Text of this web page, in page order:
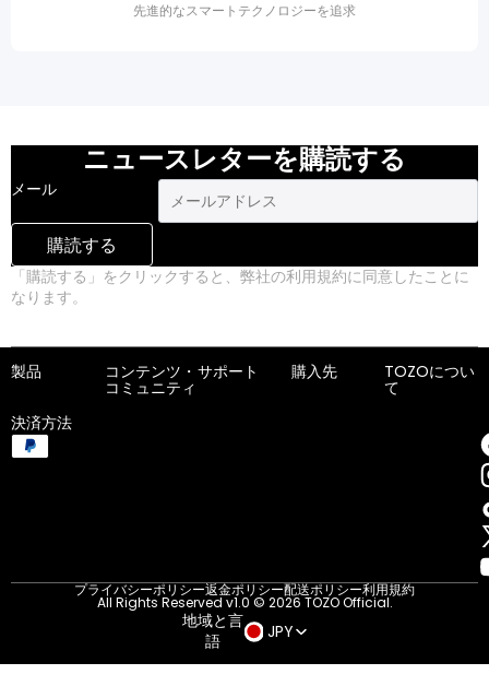
先進的なスマートテクノロジーを追求
ニュースレターを購読する
メール
購読する
「購読する」をクリックすると、弊社の利用規約に同意したことに
なります。
製品 コンテンツ・
コミュニティ
サポート 購入先 TOZOについ
て
決済方法
プライバシーポリシー返金ポリシー配送ポリシー利用規約
All Rights Reserved v1.0 © 2026 TOZO Official.
地域と言
語
JPY